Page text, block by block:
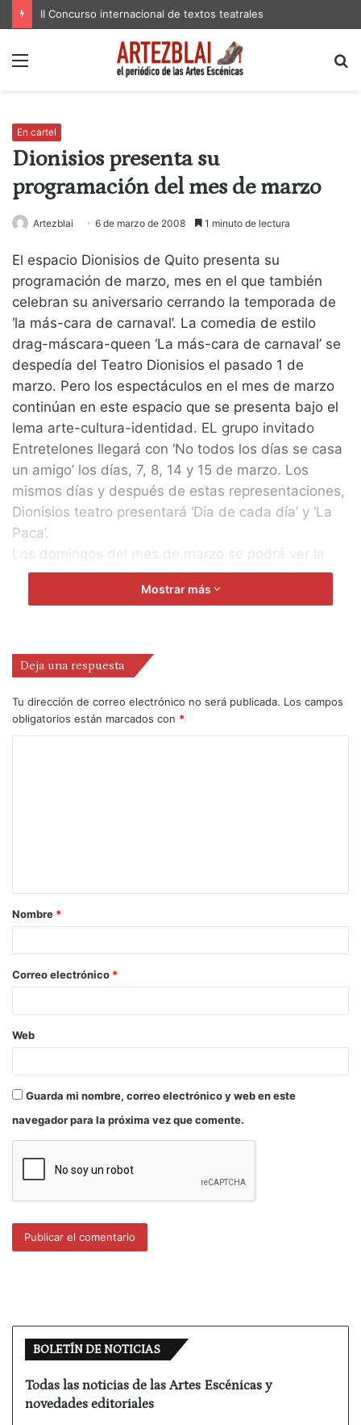
II Concurso internacional de textos teatrales
Menú
En cartel
Dionisios presenta su
programación del mes de marzo
Artezblai 6 de marzo de 2008 1 minuto de lectura
El espacio Dionisios de Quito presenta su
programación de marzo, mes en el que también
celebran su aniversario cerrando la temporada de
‘la más-cara de carnaval’. La comedia de estilo
drag-máscara-queen ‘La más-cara de carnaval’ se
despedía del Teatro Dionisios el pasado 1 de
marzo. Pero los espectáculos en el mes de marzo
continúan en este espacio que se presenta bajo el
lema arte-cultura-identidad. EL grupo invitado
Entretelones llegará con ‘No todos los días se casa
un amigo’ los días, 7, 8, 14 y 15 de marzo. Los
mismos días y después de estas representaciones,
Dionisios teatro presentará ‘Día de cada día’ y ‘La
Paca’.
Los domingos del mes de marzo se podrá ver la
obra ‘Uno de tres’ bajo la dirección de Danie
Moreno. Y para finalizar este mes, Dionisios Teatro-
Mostrar más
Deja una respuesta
Tu dirección de correo electrónico no será publicada. Los campos
obligatorios están marcados con *
Nombre *
Correo electrónico *
Web
Guarda mi nombre, correo electrónico y web en este
navegador para la próxima vez que comente.
BOLETÍN DE NOTICIAS
Todas las noticias de las Artes Escénicas y
novedades editoriales